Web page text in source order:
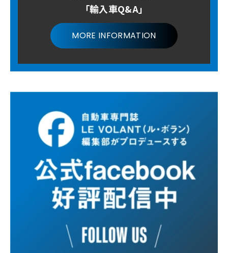
「輸入車Q&A」
MORE INFORMATION